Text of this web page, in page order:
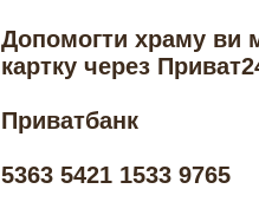
Допомогти храму ви
картку через
Приватбанк
5363 5421 1533 9765